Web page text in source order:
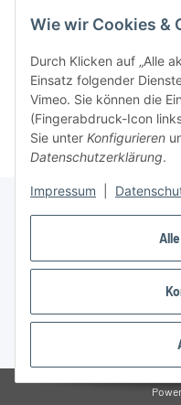
Wie wir Cookies &
Durch Klicken auf „Alle
Einsatz folgender
Vimeo. Sie können die
(Fingerabdruck-Icon
Sie unter Konfigurieren
Datenschutzerklärung.
Impressum
Mini Herz Karabiner I - 2
Stk Rot – mit Preisaufdruck
6,99 €
Preise nach Anmeldung
sichtbar
Gesetzliche Informationen
* Alle Preise zzgl. gesetzlicher